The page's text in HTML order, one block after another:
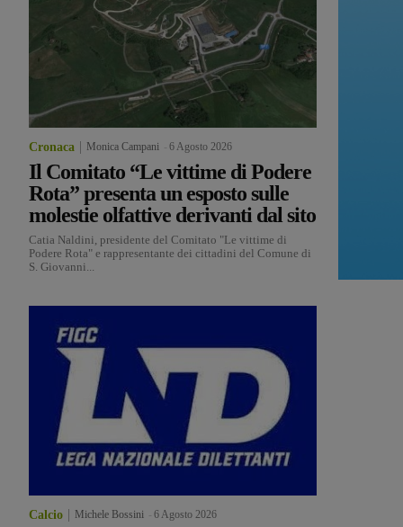
Cronaca Monica Campani 6 Agosto 2026
Il Comitato “Le vittime di Podere
Rota” presenta un esposto sulle
molestie olfattive derivanti dal sito
Catia Naldini, presidente del Comitato "Le vittime di
Podere Rota" e rappresentante dei cittadini del Comune di
S. Giovanni...
Calcio Michele Bossini 6 Agosto 2026